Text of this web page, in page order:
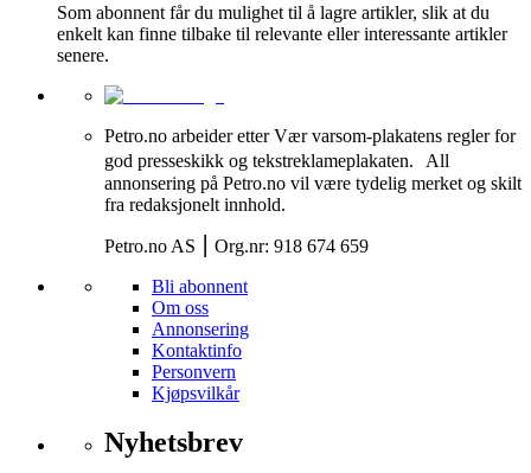
Som abonnent får du mulighet til å lagre artikler, slik at du
enkelt kan finne tilbake til relevante eller interessante artikler
senere.
Petro.no arbeider etter Vær varsom-plakatens regler for
god presseskikk og tekstreklameplakaten. All
annonsering på Petro.no vil være tydelig merket og skilt
fra redaksjonelt innhold.
Petro.no AS ⎮ Org.nr: 918 674 659
Bli abonnent
Om oss
Annonsering
Kontaktinfo
Personvern
Kjøpsvilkår
Nyhetsbrev